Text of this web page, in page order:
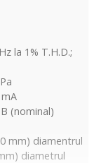
la 1% T.H.D.;
(nominal)
mm) diamentrul
diametrul